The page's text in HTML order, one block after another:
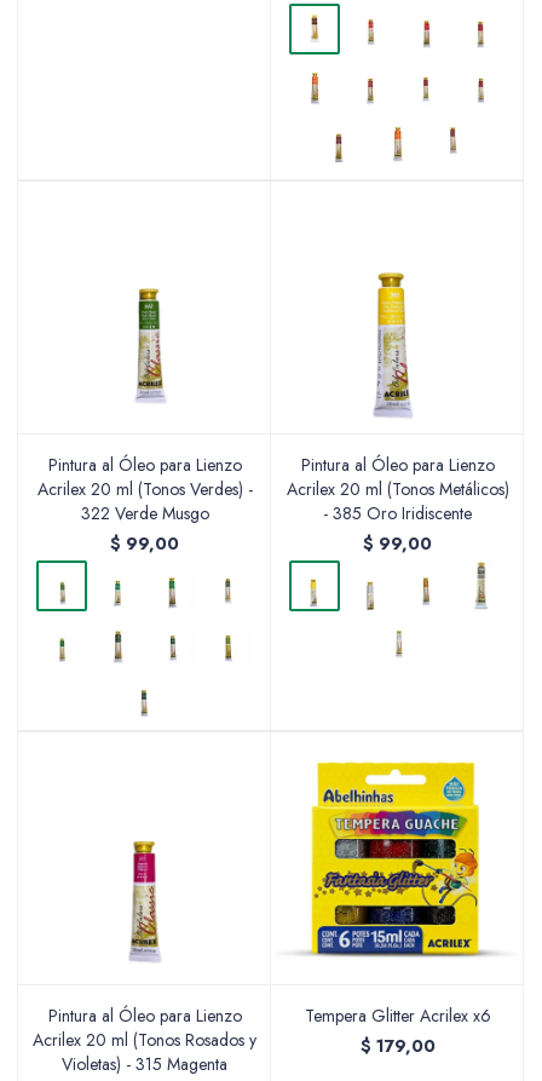
Pintura al Óleo para Lienzo
Acrilex 20 ml (Tonos Verdes) -
322 Verde Musgo
$ 99,00
Pintura al Óleo para Lienzo
Acrilex 20 ml (Tonos Metálicos)
- 385 Oro Iridiscente
$ 99,00
Pintura al Óleo para Lienzo
Acrilex 20 ml (Tonos Rosados y
Violetas) - 315 Magenta
Tempera Glitter Acrilex x6
$ 179,00